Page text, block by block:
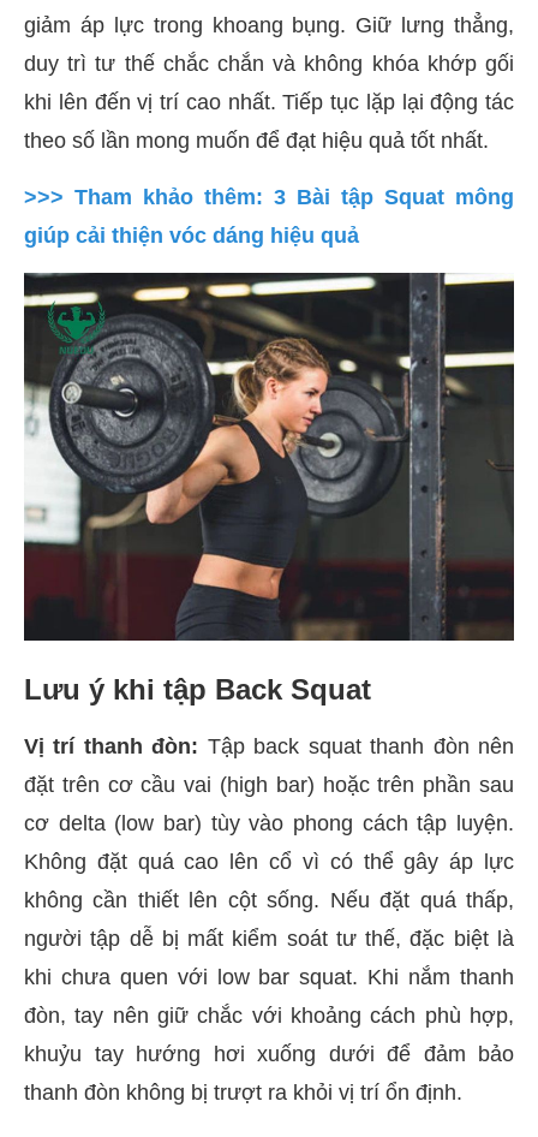
giảm áp lực trong khoang bụng. Giữ lưng thẳng,
duy trì tư thế chắc chắn và không khóa khớp gối
khi lên đến vị trí cao nhất. Tiếp tục lặp lại động tác
theo số lần mong muốn để đạt hiệu quả tốt nhất.
>>> Tham khảo thêm: 3 Bài tập Squat mông
giúp cải thiện vóc dáng hiệu quả
Lưu ý khi tập Back Squat
Vị trí thanh đòn: Tập back squat thanh đòn nên
đặt trên cơ cầu vai (high bar) hoặc trên phần sau
cơ delta (low bar) tùy vào phong cách tập luyện.
Không đặt quá cao lên cổ vì có thể gây áp lực
không cần thiết lên cột sống. Nếu đặt quá thấp,
người tập dễ bị mất kiểm soát tư thế, đặc biệt là
khi chưa quen với low bar squat. Khi nắm thanh
đòn, tay nên giữ chắc với khoảng cách phù hợp,
khuỷu tay hướng hơi xuống dưới để đảm bảo
thanh đòn không bị trượt ra khỏi vị trí ổn định.